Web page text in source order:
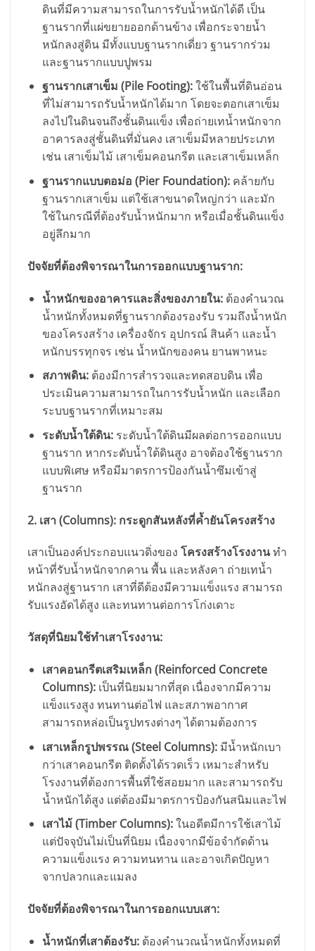
ดินที่มีความสามารถในการรับน้ำหนักได้ดี เป็น
ฐานรากที่แผ่ขยายออกด้านข้าง เพื่อกระจายน้ำ
หนักลงสู่ดิน มีทั้งแบบฐานรากเดี่ยว ฐานรากร่วม
และฐานรากแบบปูพรม
ฐานรากเสาเข็ม (Pile Footing):ใช้ในพื้นที่ดินอ่อน
ที่ไม่สามารถรับน้ำหนักได้มาก โดยจะตอกเสาเข็ม
ลงไปในดินจนถึงชั้นดินแข็ง เพื่อถ่ายเทน้ำหนักจาก
อาคารลงสู่ชั้นดินที่มั่นคง เสาเข็มมีหลายประเภท
เช่น เสาเข็มไม้ เสาเข็มคอนกรีต และเสาเข็มเหล็ก
ฐานรากแบบตอม่อ (Pier Foundation):คล้ายกับ
ฐานรากเสาเข็ม แต่ใช้เสาขนาดใหญ่กว่า และมัก
ใช้ในกรณีที่ต้องรับน้ำหนักมาก หรือเมื่อชั้นดินแข็ง
อยู่ลึกมาก
ปัจจัยที่ต้องพิจารณาในการออกแบบฐานราก:
น้ำหนักของอาคารและสิ่งของภายใน:ต้องคำนวณ
น้ำหนักทั้งหมดที่ฐานรากต้องรองรับ รวมถึงน้ำหนัก
ของโครงสร้าง เครื่องจักร อุปกรณ์ สินค้า และน้ำ
หนักบรรทุกจร เช่น น้ำหนักของคน ยานพาหนะ
สภาพดิน:ต้องมีการสำรวจและทดสอบดิน เพื่อ
ประเมินความสามารถในการรับน้ำหนัก และเลือก
ระบบฐานรากที่เหมาะสม
ระดับน้ำใต้ดิน:ระดับน้ำใต้ดินมีผลต่อการออกแบบ
ฐานราก หากระดับน้ำใต้ดินสูง อาจต้องใช้ฐานราก
แบบพิเศษ หรือมีมาตรการป้องกันน้ำซึมเข้าสู่
ฐานราก
2. เสา (Columns): กระดูกสันหลังที่ค้ำยันโครงสร้าง
เสาเป็นองค์ประกอบแนวดิ่งของ โครงสร้างโรงงานทำ
หน้าที่รับน้ำหนักจากคาน พื้น และหลังคา ถ่ายเทน้ำ
หนักลงสู่ฐานราก เสาที่ดีต้องมีความแข็งแรง สามารถ
รับแรงอัดได้สูง และทนทานต่อการโก่งเดาะ
วัสดุที่นิยมใช้ทำเสาโรงงาน:
เสาคอนกรีตเสริมเหล็ก (Reinforced Concrete
Columns):เป็นที่นิยมมากที่สุด เนื่องจากมีความ
แข็งแรงสูง ทนทานต่อไฟ และสภาพอากาศ
สามารถหล่อเป็นรูปทรงต่างๆ ได้ตามต้องการ
เสาเหล็กรูปพรรณ (Steel Columns):มีน้ำหนักเบา
กว่าเสาคอนกรีต ติดตั้งได้รวดเร็ว เหมาะสำหรับ
โรงงานที่ต้องการพื้นที่ใช้สอยมาก และสามารถรับ
น้ำหนักได้สูง แต่ต้องมีมาตรการป้องกันสนิมและไฟ
เสาไม้ (Timber Columns):ในอดีตมีการใช้เสาไม้
แต่ปัจจุบันไม่เป็นที่นิยม เนื่องจากมีข้อจำกัดด้าน
ความแข็งแรง ความทนทาน และอาจเกิดปัญหา
จากปลวกและแมลง
ปัจจัยที่ต้องพิจารณาในการออกแบบเสา:
น้ำหนักที่เสาต้องรับ:ต้องคำนวณน้ำหนักทั้งหมดที่